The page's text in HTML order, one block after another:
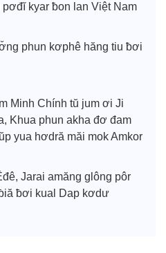
kyar ƀon lan Việt Nam
phun kơphê hăng tiu ƀơi
Minh Chính tŭ jum ơi Ji
Khua phun akha đơ đam
yua hơdră măi mok Amkor
Jarai amăng glông pôr
ƀơi kual Dap kơdư